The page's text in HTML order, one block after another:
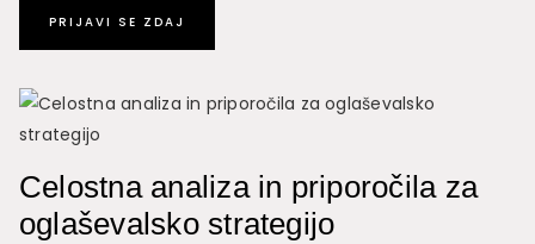
PRIJAVI SE ZDAJ
Celostna analiza in priporočila za
oglaševalsko strategijo